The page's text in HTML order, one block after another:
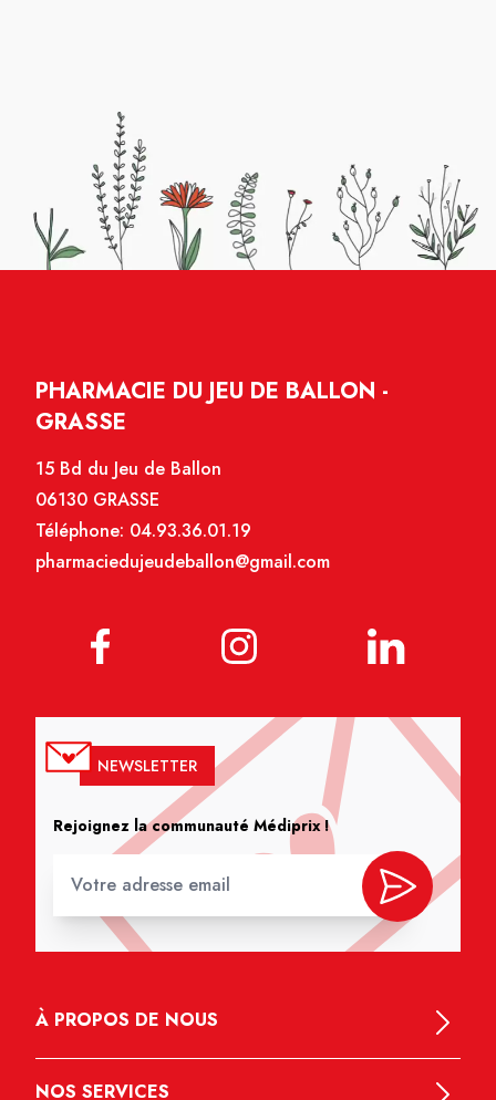
PHARMACIE DU JEU DE BALLON -
GRASSE
15 Bd du Jeu de Ballon
06130 GRASSE
Téléphone: 04.93.36.01.19
pharmaciedujeudeballon@gmail.com
NEWSLETTER
Rejoignez la communauté Médiprix !
À PROPOS DE NOUS
NOS SERVICES